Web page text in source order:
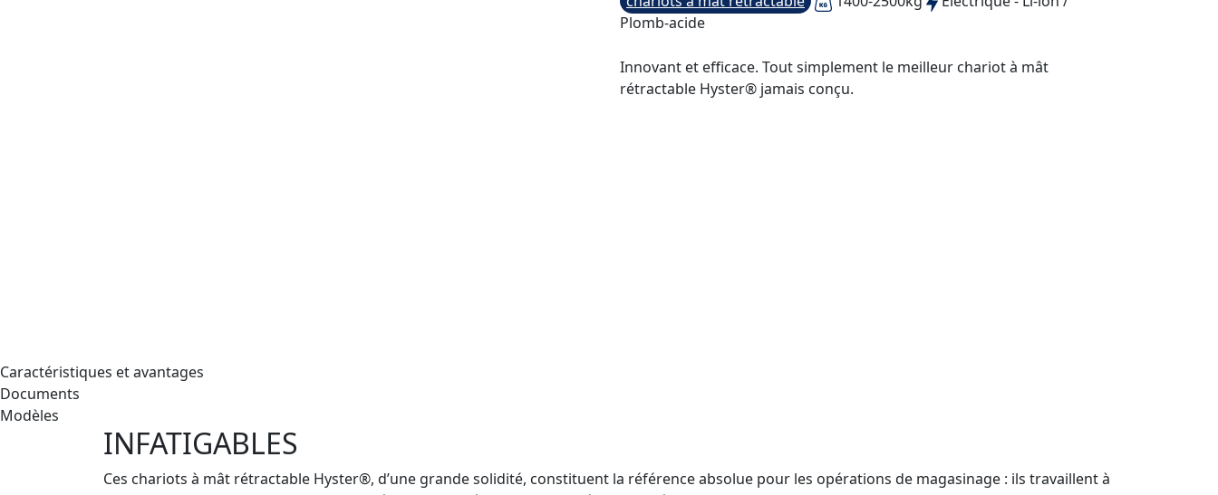
Plomb-acide
Innovant et efficace. Tout simplement le meilleur chariot à mât
rétractable Hyster® jamais conçu.
Caractéristiques et avantages
Documents
Modèles
INFATIGABLE S
Ces chariots à mât rétractable Hyster®, d’une grande solidité, constituent la référence absolue pour les opérations de magasinage : ils travaillent à